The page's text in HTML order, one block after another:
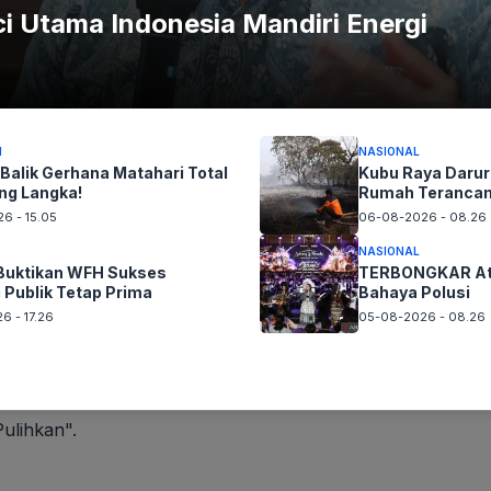
atas jendela.
yang terhapus selama 30 hari terakhir. Jika catatan
di sini. Jika catatan tidak ditemukan di folder
Notes.
proses pemulihan menjadi lebih mudah. Berikut
yang digunakan di Mac.
Utama Indonesia Mandiri Energi
Gerhana Matahari Total
Langka!
- 15.05
NASIONAL
Kubu Raya
Rumah
06-08-2026 - 08.26
WFH Sukses
Publik Tetap Prima
- 17.26
NASIONAL
TERBONGKAR
Bahaya Polusi
05-08-2026 - 08.26